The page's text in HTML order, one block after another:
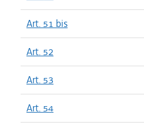
Art. 51 bis
Art. 52
Art. 53
Art. 54